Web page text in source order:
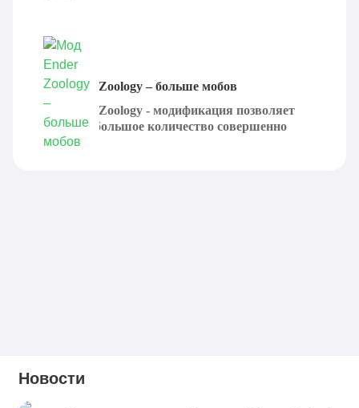
Мод Ender Zoology – больше мобов
Мод Ender Zoology - модификация позволяет
доставить большое количество совершенно
новых...
Новости